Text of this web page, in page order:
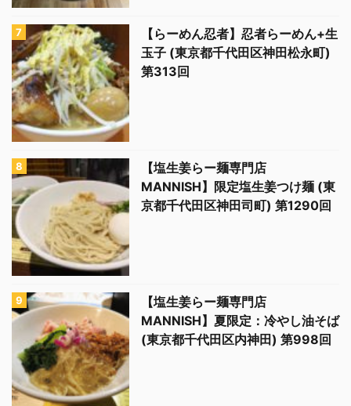
【らーめん忍者】忍者らーめん+生
玉子 (東京都千代田区神田松永町)
第313回
【塩生姜らー麺専門店
MANNISH】限定塩生姜つけ麺 (東
京都千代田区神田司町) 第1290回
【塩生姜らー麺専門店
MANNISH】夏限定：冷やし油そば
(東京都千代田区内神田) 第998回